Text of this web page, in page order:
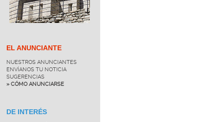
EL ANUNCIANTE
NUESTROS ANUNCIANTES
ENVÍANOS TU NOTICIA
SUGERENCIAS
» CÓMO ANUNCIARSE
DE INTERÉS